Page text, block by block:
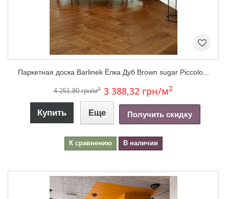
Паркетная доска Barlinek Ёлка Дуб Brown sugar Piccolo...
4 251,80 грн/м2 3 388,32 грн/м2
Купить Еще Получить скидку
К сравнению В наличии